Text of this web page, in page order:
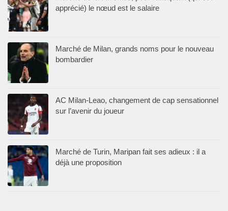
apprécié) le nœud est le salaire
Marché de Milan, grands noms pour le nouveau
bombardier
AC Milan-Leao, changement de cap sensationnel
sur l’avenir du joueur
Marché de Turin, Maripan fait ses adieux : il a
déjà une proposition